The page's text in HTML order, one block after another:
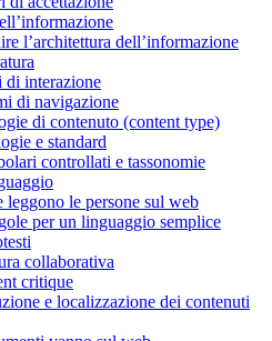
l’architettura dell’informazione
di interazione
di navigazione
di contenuto (content type)
e standard
controllati e tassonomie
leggono le persone sul web
per un linguaggio semplice
collaborativa
critique
e localizzazione dei contenuti